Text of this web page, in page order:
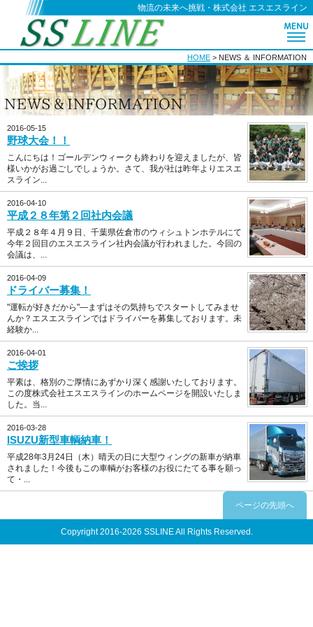
HOME > NEWS ＆ INFORMATION
物流の未来へ挑戦・株式会社 エスエスライン
2016-05-15
野球大会！！
こんにちは！ゴールデンウィークも終わりを迎えましたが、皆
様いかがお過ごしでしょうか。さて、我が社は昨年よりエスエ
スライン...
2016-04-10
平成２８年第２回社内会議
平成２８年４月９日、千葉県佐倉市のウィシュトンホテルにて
今年２回目のエスエスライン社内会議が行われました。今回の
会議は、...
2016-04-09
ドライバー募集！
"運転が好きだから"―まずはその気持ちでスタートしてみませ
んか？エスエスラインではドライバーを募集しております。未
経験か...
2016-04-01
ご挨拶
平素は、格別のご厚情にあずかり深く感謝いたしております。
この度株式会社エスエスラインのホームページを開設いたしま
した。当...
2016-03-28
ISUZU新型車輌納車！
平成28年3月24日（木）晴天の日に大型ウィングの新車が納車
されました！今後もこの車輌がお客様のお役にたてる事を願っ
て・...
ページの先頭へ
Copyright 2016-2026 SSLINE All Rights Reserved.